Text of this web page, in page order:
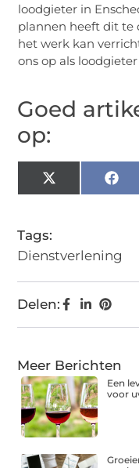
loodgieter in
plannen heeft dit te
het werk kan
ons op als
Goed
op:
X
(Twitter)
Tags:
Dienstverlening
Delen:
Meer Berichten
Een
voor